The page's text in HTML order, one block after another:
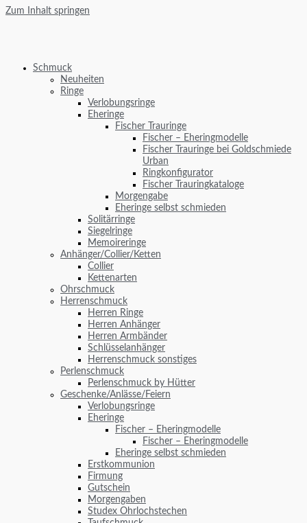
Zum Inhalt springen
Schmuck
Neuheiten
Ringe
Verlobungsringe
Eheringe
Fischer Trauringe
Fischer – Eheringmodelle
Fischer Trauringe bei Goldschmiede
Urban
Ringkonfigurator
Fischer Trauringkataloge
Morgengabe
Eheringe selbst schmieden
Solitärringe
Siegelringe
Memoireringe
Anhänger/Collier/Ketten
Collier
Kettenarten
Ohrschmuck
Herrenschmuck
Herren Ringe
Herren Anhänger
Herren Armbänder
Schlüsselanhänger
Herrenschmuck sonstiges
Perlenschmuck
Perlenschmuck by Hütter
Geschenke/Anlässe/Feiern
Verlobungsringe
Eheringe
Fischer – Eheringmodelle
Fischer – Eheringmodelle
Eheringe selbst schmieden
Erstkommunion
Firmung
Gutschein
Morgengaben
Studex Ohrlochstechen